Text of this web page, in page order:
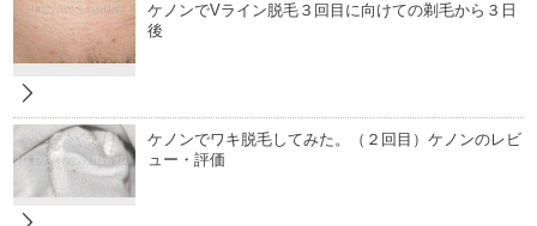
ケノンでVライン脱毛３回目に向けての剃毛から３日
後
ケノンでワキ脱毛してみた。（２回目）ケノンのレビ
ュー・評価